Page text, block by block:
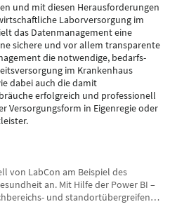
und mit diesen Herausforderungen
Laborversorgung im
das Datenmanagement eine
sichere und vor allem transparente
die notwendige, bedarfs-
im Krankenhaus
dabei auch die damit
erfolgreich und professionell
Versorgungsform in Eigenregie oder
von LabCon am Beispiel des
an. Mit Hilfe der Power BI –
und standortübergreifend